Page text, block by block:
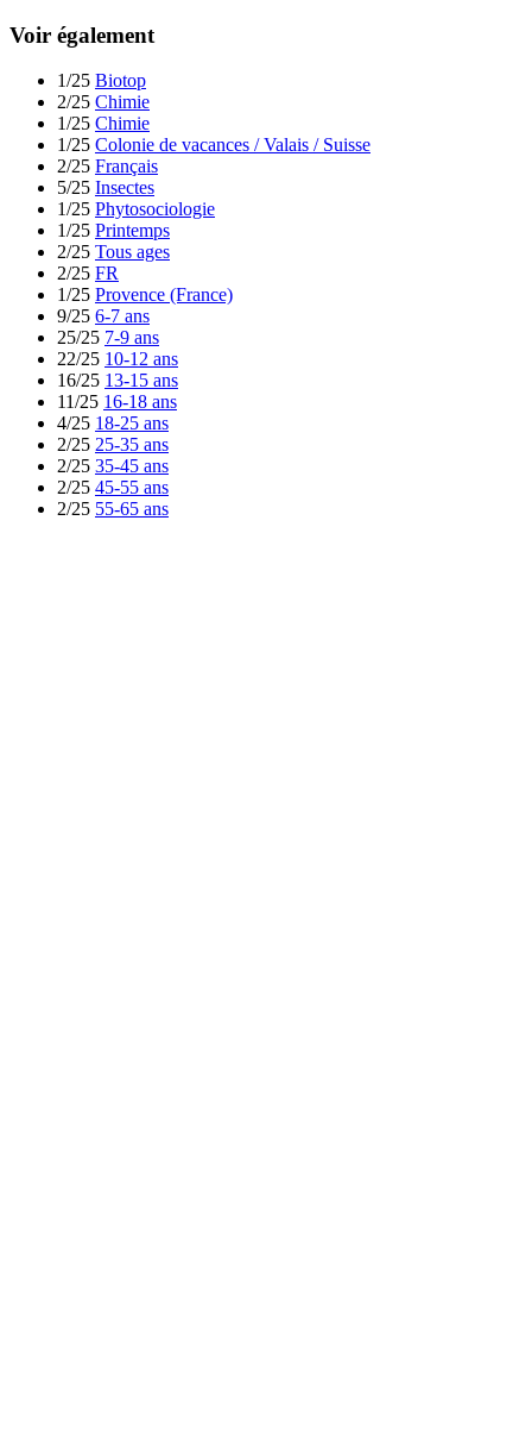
Voir également
1/25 Biotop
2/25 Chimie
1/25 Chimie
1/25 Colonie de vacances / Valais / Suisse
2/25 Français
5/25 Insectes
1/25 Phytosociologie
1/25 Printemps
2/25 Tous ages
2/25 FR
1/25 Provence (France)
9/25 6-7 ans
25/25 7-9 ans
22/25 10-12 ans
16/25 13-15 ans
11/25 16-18 ans
4/25 18-25 ans
2/25 25-35 ans
2/25 35-45 ans
2/25 45-55 ans
2/25 55-65 ans